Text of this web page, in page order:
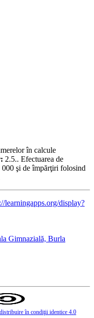
în calcule
2.5.. Efectuarea de
şi de împărţiri folosind
learningapps.org/display?
Gimnazială, Burla
în condiţii identice 4.0